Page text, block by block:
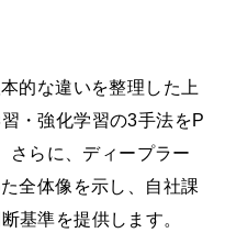
的な違いを整理した上
・強化学習の3手法をP
さらに、ディープラー
全体像を示し、自社課
基準を提供します。